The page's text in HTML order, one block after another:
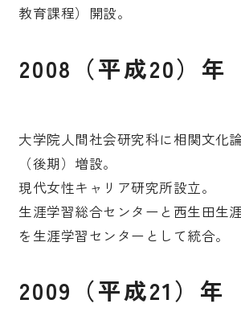
教育課程）開設。
2008（平成20）年
大学院人間社会研究科に相関文化
（後期）増設。
現代女性キャリア研究所設立。
生涯学習総合センターと西生田生
を生涯学習センターとして統合。
2009（平成21）年